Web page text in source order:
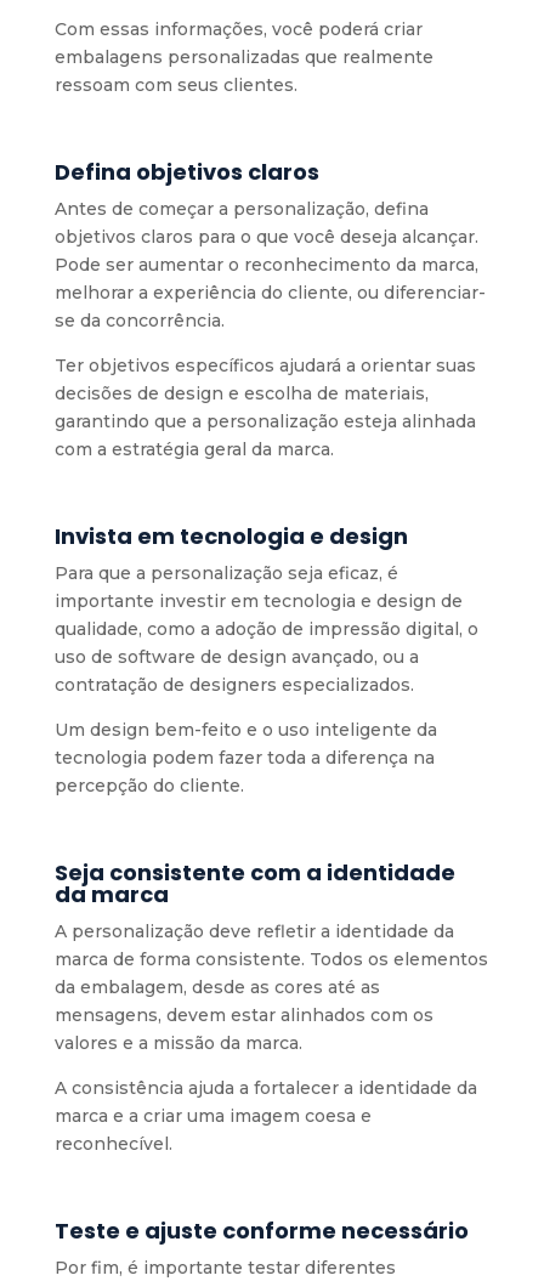
Com essas informações, você poderá criar
embalagens personalizadas que realmente
ressoam com seus clientes.
Defina objetivos claros
Antes de começar a personalização, defina
objetivos claros para o que você deseja alcançar.
Pode ser aumentar o reconhecimento da marca,
melhorar a experiência do cliente, ou diferenciar-
se da concorrência.
Ter objetivos específicos ajudará a orientar suas
decisões de design e escolha de materiais,
garantindo que a personalização esteja alinhada
com a estratégia geral da marca.
Invista em tecnologia e design
Para que a personalização seja eficaz, é
importante investir em tecnologia e design de
qualidade, como a adoção de impressão digital, o
uso de software de design avançado, ou a
contratação de designers especializados.
Um design bem-feito e o uso inteligente da
tecnologia podem fazer toda a diferença na
percepção do cliente.
Seja consistente com a identidade
da marca
A personalização deve refletir a identidade da
marca de forma consistente. Todos os elementos
da embalagem, desde as cores até as
mensagens, devem estar alinhados com os
valores e a missão da marca.
A consistência ajuda a fortalecer a identidade da
marca e a criar uma imagem coesa e
reconhecível.
Teste e ajuste conforme necessário
Por fim, é importante testar diferentes